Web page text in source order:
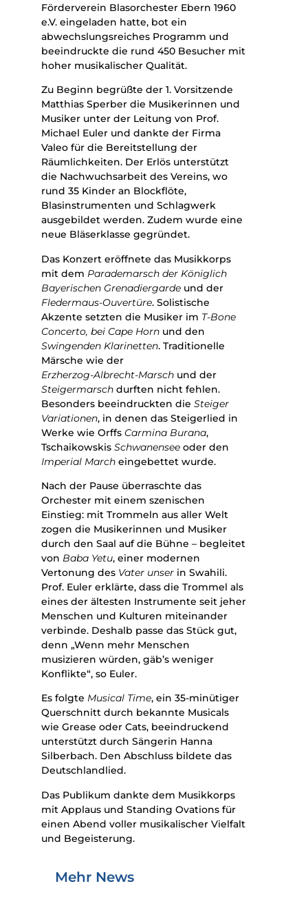
Förderverein Blasorchester Ebern 1960
e.V. eingeladen hatte, bot ein
abwechslungsreiches Programm und
beeindruckte die rund 450 Besucher mit
hoher musikalischer Qualität.
Zu Beginn begrüßte der 1. Vorsitzende
Matthias Sperber die Musikerinnen und
Musiker unter der Leitung von Prof.
Michael Euler und dankte der Firma
Valeo für die Bereitstellung der
Räumlichkeiten. Der Erlös unterstützt
die Nachwuchsarbeit des Vereins, wo
rund 35 Kinder an Blockflöte,
Blasinstrumenten und Schlagwerk
ausgebildet werden. Zudem wurde eine
neue Bläserklasse gegründet.
Das Konzert eröffnete das Musikkorps
mit dem Parademarsch der Königlich
Bayerischen Grenadiergarde und der
Fledermaus-Ouvertüre. Solistische
Akzente setzten die Musiker im T-Bone
Concerto, bei Cape Horn und den
Swingenden Klarinetten. Traditionelle
Märsche wie der
Erzherzog‑Albrecht‑Marsch und der
Steigermarsch durften nicht fehlen.
Besonders beeindruckten die Steiger
Variationen, in denen das Steigerlied in
Werke wie Orffs Carmina Burana,
Tschaikowskis Schwanensee oder den
Imperial March eingebettet wurde.
Nach der Pause überraschte das
Orchester mit einem szenischen
Einstieg: mit Trommeln aus aller Welt
zogen die Musikerinnen und Musiker
durch den Saal auf die Bühne – begleitet
von Baba Yetu, einer modernen
Vertonung des Vater unser in Swahili.
Prof. Euler erklärte, dass die Trommel als
eines der ältesten Instrumente seit jeher
Menschen und Kulturen miteinander
verbinde. Deshalb passe das Stück gut,
denn „Wenn mehr Menschen
musizieren würden, gäb’s weniger
Konflikte“, so Euler.
Es folgte Musical Time, ein 35‑minütiger
Querschnitt durch bekannte Musicals
wie Grease oder Cats, beeindruckend
unterstützt durch Sängerin Hanna
Silberbach. Den Abschluss bildete das
Deutschlandlied.
Das Publikum dankte dem Musikkorps
mit Applaus und Standing Ovations für
einen Abend voller musikalischer Vielfalt
und Begeisterung.
Mehr News